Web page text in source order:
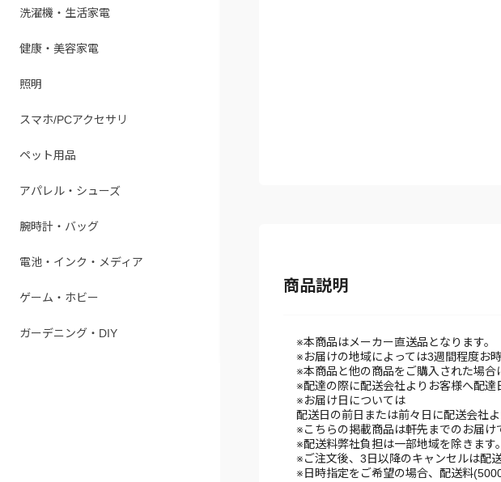
洗濯機・生活家電
健康・美容家電
照明
スマホ/PCアクセサリ
ペット用品
アパレル・シューズ
腕時計・バッグ
電池・インク・メディア
ゲーム・ホビー
ガーデニング・DIY
商品説明
※本商品はメーカー直送品となります。
※お届けの地域によっては3週間程度お
※本商品と他の商品をご購入された場合
※配達の際に配送会社よりお客様へ配達
※お届け日については
配送日の前日または前々日に配送会社
※こちらの掲載商品は軒先までのお届け
※配送料弊社負担は一部地域を除きます
※ご注文後、3日以降のキャンセルは配
※日時指定をご希望の場合、配送料